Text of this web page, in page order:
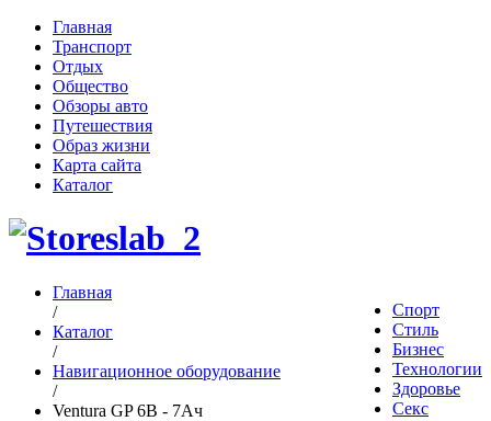
Главная
Транспорт
Отдых
Общество
Обзоры авто
Путешествия
Образ жизни
Карта сайта
Каталог
Спорт
Стиль
Бизнес
Технологии
Здоровье
Секс
Главная
/
Каталог
/
Навигационное оборудование
/
Ventura GP 6В - 7Ач